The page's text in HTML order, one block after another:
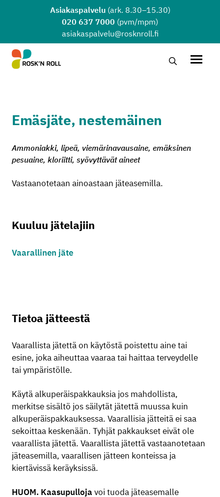
Siirry sisältöönAsiakaspalvelu(ark. 8.30–15.30)
020 637 7000 (pvm/mpm)
asiakaspalvelu@rosknroll.fi
Hae…Avaa
Emäsjäte, nestemäinen
Ammoniakki, lipeä, viemärinavausaine, emäksinen
pesuaine, kloriitti, syövyttävät aineet
Vastaanotetaan ainoastaan jäteasemilla.
Kuuluu jätelajiin
Vaarallinen jäte
Tietoa jätteestä
Vaarallista jätettä on käytöstä poistettu aine tai
esine, joka aiheuttaa vaaraa tai haittaa terveydelle
tai ympäristölle.
Käytä alkuperäispakkauksia jos mahdollista,
merkitse sisältö jos säilytät jätettä muussa kuin
alkuperäispakkauksessa. Vaarallisia jätteitä ei saa
sekoittaa keskenään. Tyhjät pakkaukset eivät ole
vaarallista jätettä. Vaarallista jätettä vastaanotetaan
jäteasemilla, vaarallisen jätteen konteissa ja
kiertävissä keräyksissä.
HUOM. Kaasupulloja voi tuoda jäteasemalle